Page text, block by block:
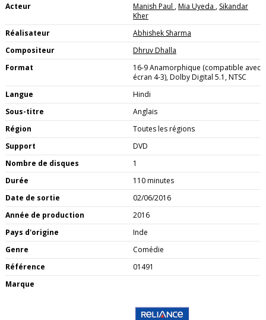
Acteur Manish Paul ,Mia Uyeda , Sikandar
Kher
Réalisateur
Abhishek Sharma
Compositeur
Dhruv Dhalla
Format
16-9 Anamorphique (compatible avec
écran 4-3), Dolby Digital 5.1, NTSC
Langue
Hindi
Sous-titre
Anglais
Région
Toutes les régions
Support
DVD
Nombre de disques
1
Durée
110 minutes
Date de sortie
02/06/2016
Année de production
2016
Pays d'origine
Inde
Genre
Comédie
Référence
01491
Marque